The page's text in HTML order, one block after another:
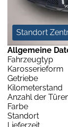
Standort
Allgemeine
Fahrzeugtyp
Karosserieform
Getriebe
Kilometerstand
Anzahl der
Farbe
Standort